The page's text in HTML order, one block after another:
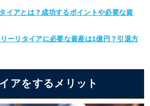
イアとは？成功するポイントや必要な資
ーリタイアに必要な資産は1億円？引退方
アをするメリット